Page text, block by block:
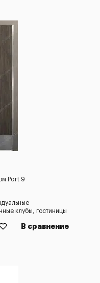
Port 9
клубы, гостиницы
В сравнение